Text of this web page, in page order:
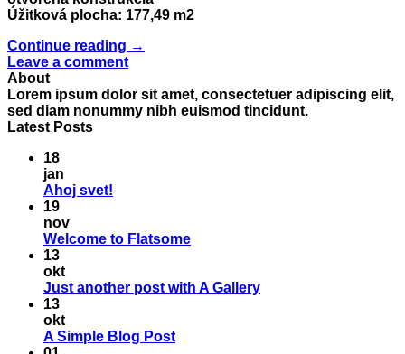
Úžitková plocha: 177,49 m2
Continue reading →
Leave a comment
About
Lorem ipsum dolor sit amet, consectetuer adipiscing elit,
sed diam nonummy nibh euismod tincidunt.
Latest Posts
18
jan
Ahoj svet!
Ahoj
19
nov
Welcome to FlatsomeŽiadne
Welcome
13
okt
Just another post with A GalleryŽiadne
13
okt
A Simple Blog PostŽiadne